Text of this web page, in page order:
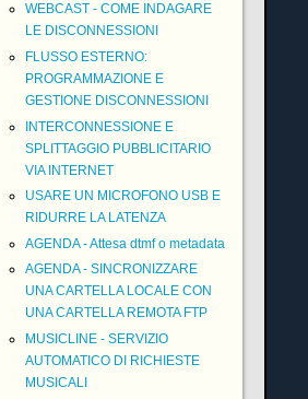
WEBCAST - COME INDAGARE
LE DISCONNESSIONI
FLUSSO ESTERNO:
PROGRAMMAZIONE E
GESTIONE DISCONNESSIONI
INTERCONNESSIONE E
SPLITTAGGIO PUBBLICITARIO
VIA INTERNET
USARE UN MICROFONO USB E
RIDURRE LA LATENZA
AGENDA - Attesa dtmf o metadata
AGENDA - SINCRONIZZARE
UNA CARTELLA LOCALE CON
UNA CARTELLA REMOTA FTP
MUSICLINE - SERVIZIO
AUTOMATICO DI RICHIESTE
MUSICALI